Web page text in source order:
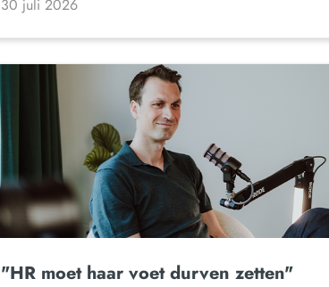
30 juli 2026
"HR moet haar voet durven zetten"